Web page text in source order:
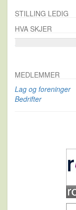
STILLING LEDIG
HVA SKJER
Se flere…
MEDLEMMER
Lag og foreninger
Bedrifter